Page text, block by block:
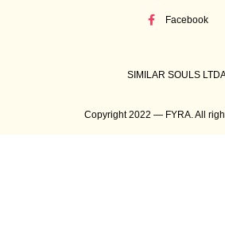
Facebook
SIMILAR SOULS
Copyright 2022 — FYRA. All